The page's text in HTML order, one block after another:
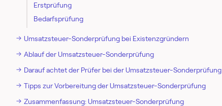
Erstprüfung
Bedarfsprüfung
Umsatzsteuer-Sonderprüfung bei Existenzgründern
Ablauf der Umsatzsteuer-Sonderprüfung
Darauf achtet der Prüfer bei der Umsatzsteuer-Sonderprüfung
Tipps zur Vorbereitung der Umsatzsteuer-Sonderprüfung
Zusammenfassung: Umsatzsteuer-Sonderprüfung